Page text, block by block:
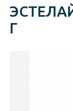
Г